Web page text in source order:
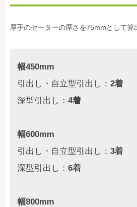
厚手のセーターの厚さを75mmとして算
幅450mm
引出し・自立型引出し： 2着
深型引出し： 4着
幅600mm
引出し・自立型引出し： 3着
深型引出し： 6着
幅800mm